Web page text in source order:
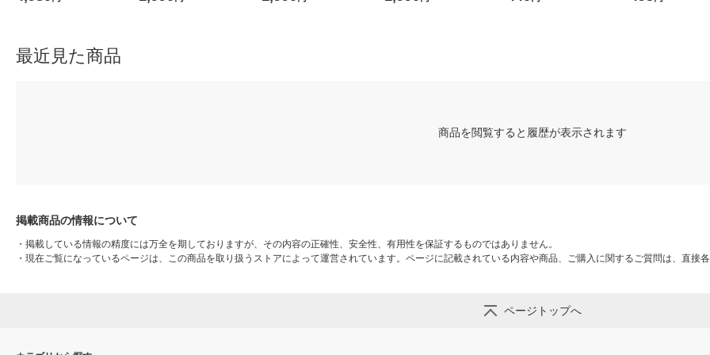
最近見た商品
商品を閲覧すると履歴が表示されます
掲載商品の情報について
・ 掲載している情報の精度には万全を期しておりますが、その内容の正確性、安全性、有用性を保証するものではありません。
・ 現在ご覧になっているページは、この商品を取り扱うストアによって運営されています。ページに記載されている内容や商品、ご購入に関するご質問は、直接
ページトップへ